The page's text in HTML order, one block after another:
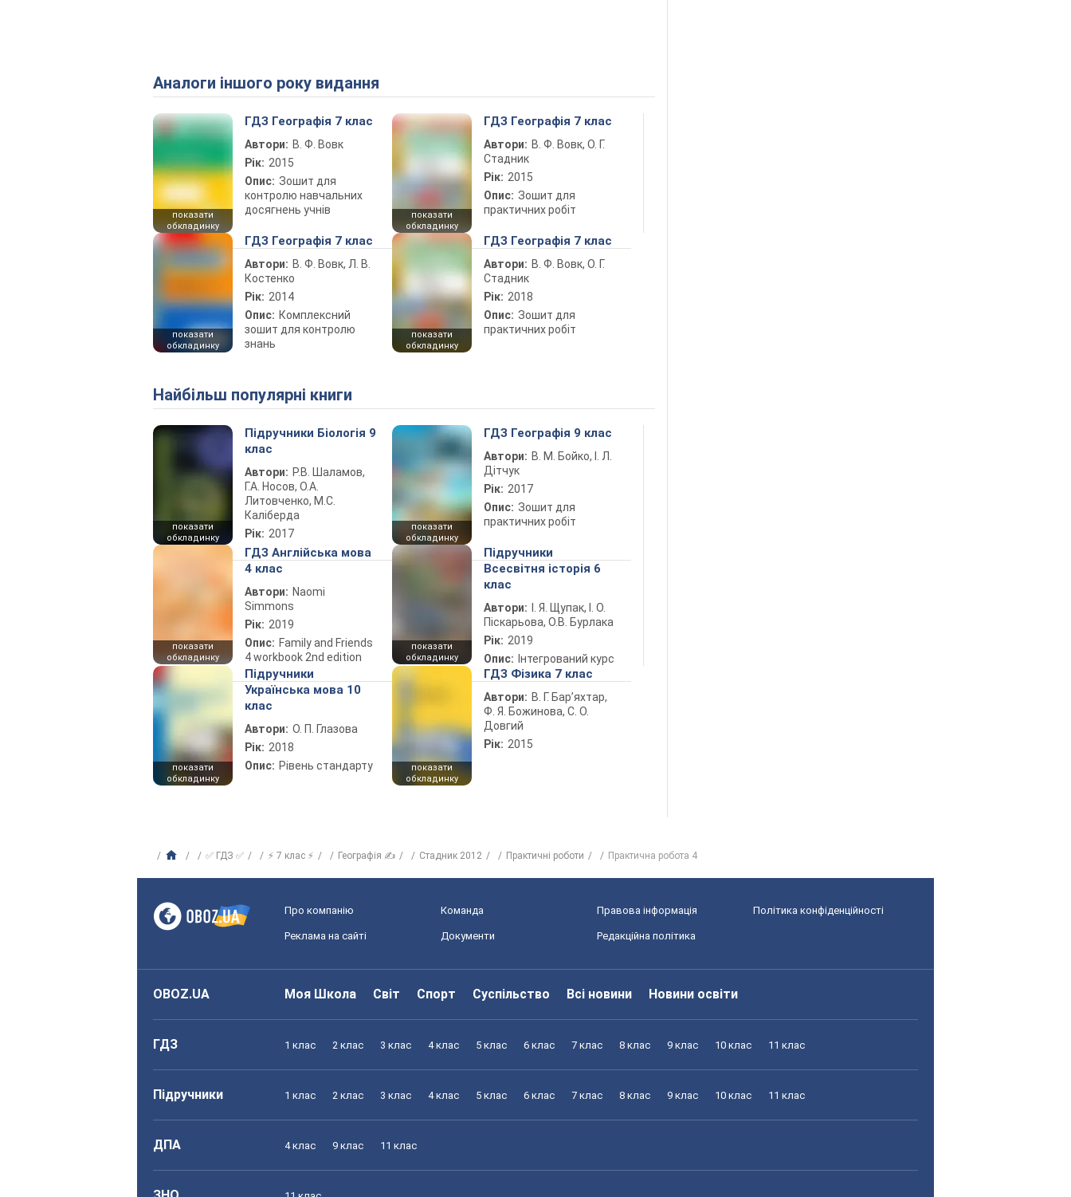
Аналоги іншого року видання
показати
обкладинку
ГДЗ Географія 7 клас
Автори: В. Ф. Вовк
Рік: 2015
Опис: Зошит для
контролю навчальних
досягнень учнів
показати
обкладинку
ГДЗ Географія 7 клас
Автори: В. Ф. Вовк, О. Г.
Стадник
Рік: 2015
Опис: Зошит для
практичних робіт
показати
обкладинку
ГДЗ Географія 7 клас
Автори: В. Ф. Вовк, Л. В.
Костенко
Рік: 2014
Опис: Комплексний
зошит для контролю
знань
показати
обкладинку
ГДЗ Географія 7 клас
Автори: В. Ф. Вовк, О. Г.
Стадник
Рік: 2018
Опис: Зошит для
практичних робіт
Найбільш популярні книги
показати
обкладинку
Підручники Біологія 9
клас
Автори: Р.В. Шаламов,
Г.А. Носов, О.А.
Литовченко, М.С.
Каліберда
Рік: 2017
показати
обкладинку
ГДЗ Географія 9 клас
Автори: В. М. Бойко, І. Л.
Дітчук
Рік: 2017
Опис: Зошит для
практичних робіт
показати
обкладинку
ГДЗ Англійська мова
4 клас
Автори: Naomi
Simmons
Рік: 2019
Опис: Family and Friends
4 workbook 2nd edition
показати
обкладинку
Підручники
Всесвітня історія 6
клас
Автори:
І. Я. Щупак, І. О.
Піскарьова, О.В. Бурлака
Рік: 2019
Опис: Інтегрований курс
показати
обкладинку
Підручники
Українська мова 10
клас
Автори: О. П. Глазова
Рік: 2018
Опис: Рівень стандарту
показати
обкладинку
ГДЗ Фізика 7 клас
Автори: В. Г. Бар’яхтар,
Ф. Я. Божинова, С. О.
Довгий
Рік: 2015
✅ ГДЗ ✅ ⚡ 7 клас ⚡ Географія ✍ Стадник 2012 Практичні роботи Практична робота 4
Про компанію Команда Правова інформація Політика конфіденційності
Реклама на сайті Документи Редакційна політика
OBOZ.UA Моя Школа Світ Спорт Суспільство Всі новини Новини освіти
ГДЗ 1 клас 2 клас 3 клас 4 клас 5 клас 6 клас 7 клас 8 клас 9 клас 10 клас 11 клас
Підручники 1 клас 2 клас 3 клас 4 клас 5 клас 6 клас 7 клас 8 клас 9 клас 10 клас 11 клас
ДПА 4 клас 9 клас 11 клас